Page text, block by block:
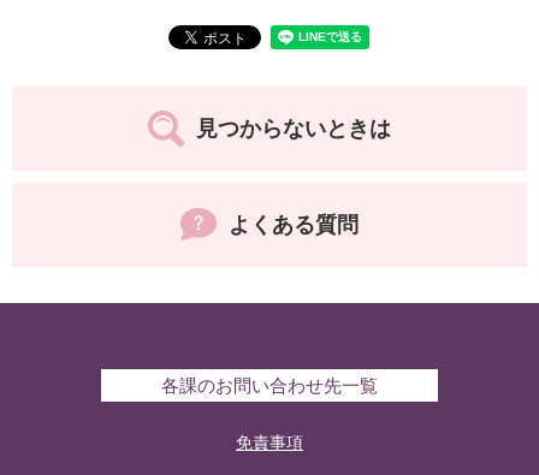
見つからないときは
よくある質問
各課のお問い合わせ先一覧
免責事項